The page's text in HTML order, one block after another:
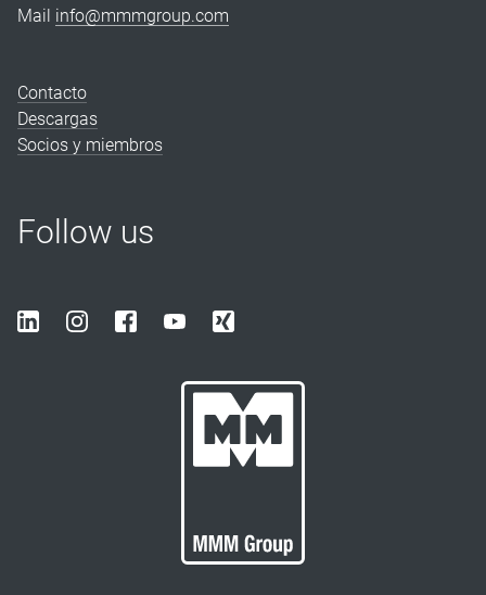
Mail info@mmmgroup.com
Contacto
Descargas
Socios y miembros
Follow us